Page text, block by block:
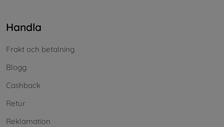
Handla
Frakt och betalning
Blogg
Cashback
Retur
Reklamation